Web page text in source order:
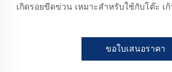
เกิดรอยขีดข่วน เหมาะสำหรับใช้กับโต๊ะ เ
ขอใบเสนอราคา